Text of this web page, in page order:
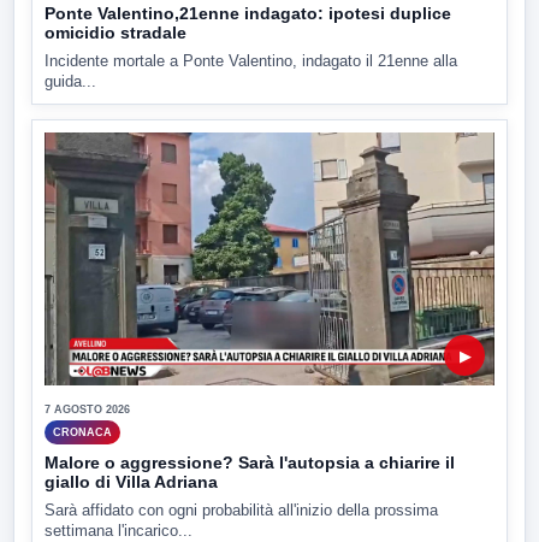
Ponte Valentino,21enne indagato: ipotesi duplice
omicidio stradale
Incidente mortale a Ponte Valentino, indagato il 21enne alla
guida...
▶
7 AGOSTO 2026
CRONACA
Malore o aggressione? Sarà l'autopsia a chiarire il
giallo di Villa Adriana
Sarà affidato con ogni probabilità all'inizio della prossima
settimana l'incarico...